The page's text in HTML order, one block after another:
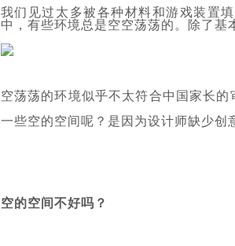
我们见过太多被各种材料和游戏装置
中，有些环境总是空空荡荡的。除了
空荡荡的环境似乎不太符合中国家长
一些空的空间呢？是因为设计师缺少创
空的空间不好吗？